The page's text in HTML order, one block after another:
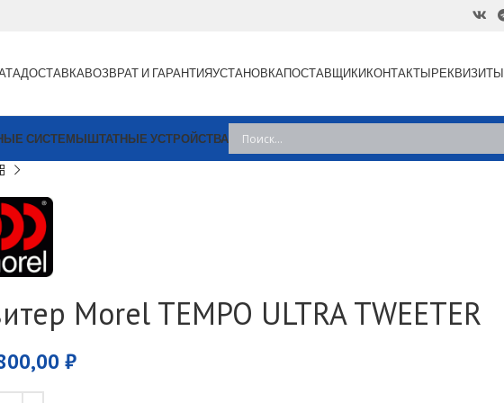
ДОСТАВКАВОЗВРАТ И ГАРАНТИЯУСТАНОВКАПОСТАВЩИКИКОНТАКТЫРЕКВИЗИТЫ
СИСТЕМЫШТАТНЫЕ УСТРОЙСТВА
Morel TEMPO ULTRA TWEETER
₽